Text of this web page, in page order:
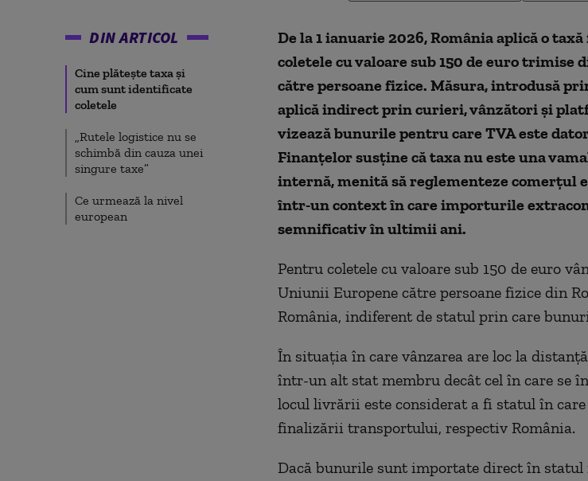
DIN ARTICOL
Cine plătește taxa și
cum sunt identificate
coletele
„Rutele logistice nu se
schimbă din cauza unei
singure taxe”
Ce urmează la nivel
european
De la 1 ianuarie 2026, România aplică o
coletele cu valoare sub 150 de euro trimise
către persoane fizice. Măsura, introdusă
aplică indirect prin curieri, vânzători și
vizează bunurile pentru care TVA este
Finanțelor susține că taxa nu este una
internă, menită să reglementeze comerțul
într-un context în care importurile
semnificativ în ultimii ani.
Pentru coletele cu valoare sub 150 de euro
Uniunii Europene către persoane fizice din
România, indiferent de statul prin care
În situația în care vânzarea are loc la
într-un alt stat membru decât cel în care se
locul livrării este considerat a fi statul în
finalizării transportului, respectiv România.
Dacă bunurile sunt importate direct în statul